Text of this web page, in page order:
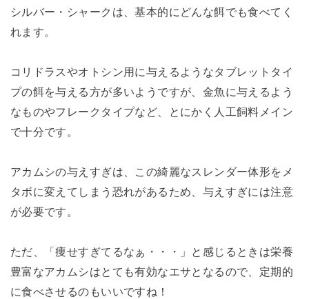
シルバー・シャークは、基本的にどんな餌でも食べてく
れます。
コリドラスやオトシン用に与えるようなタブレットタイ
プの餌を与える方が多いようですが、金魚に与えるよう
なものやフレークタイプなど、とにかく人工飼料メイン
で十分です。
アカムシの与えすぎは、この綺麗なスレンダー体形をメ
タボに変えてしまう恐れがあるため、与えすぎには注意
が必要です。
ただ、「痩せすぎてるなぁ・・・」と感じるときは栄養
豊富なアカムシはとても有効なエサとなるので、定期的
に食べさせるのもいいですね！